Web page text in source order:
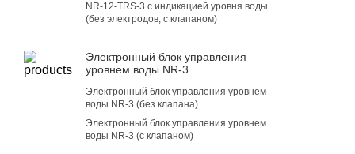
NR-12-TRS-3 с индикацией уровня воды
(без электродов, с клапаном)
Электронный блок управления
уровнем воды NR-3
Электронный блок управления уровнем
воды NR-3 (без клапана)
Электронный блок управления уровнем
воды NR-3 (с клапаном)